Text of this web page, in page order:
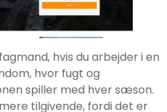
hvis du arbejder i en
hvor fugt og
spiller med hver sæson.
tilgivende, fordi det er